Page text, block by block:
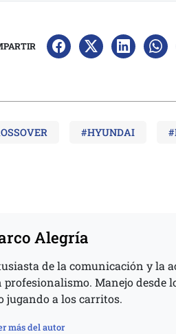
#HYUNDAI
Alegría
de la comunicación y la
profesionalismo. Manejo desde
jugando a los carritos.
más del autor